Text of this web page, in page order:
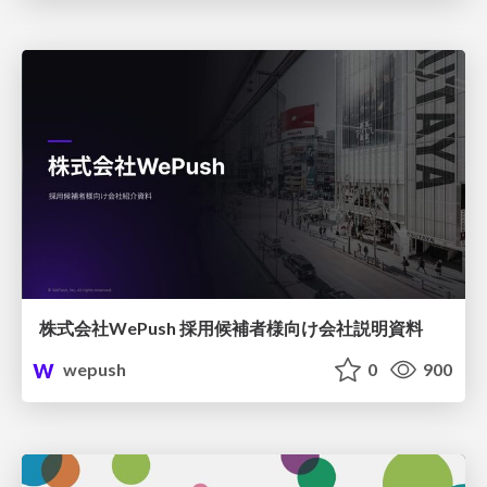
株式会社WePush 採用候補者様向け会社説明資料
wepush
0 900